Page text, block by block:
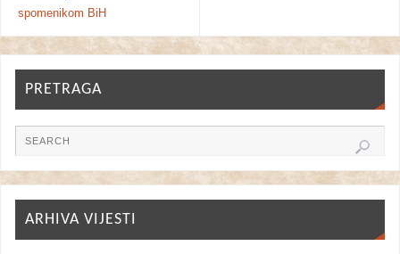
spomenikom BiH
PRETRAGA
ARHIVA VIJESTI